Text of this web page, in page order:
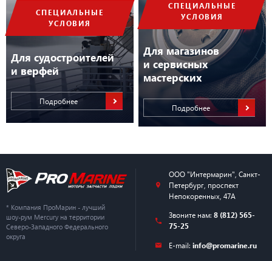
СПЕЦИАЛЬНЫЕ
УСЛОВИЯ
Для судостроителей
и верфей
Подробнее
СПЕЦИАЛЬНЫЕ
УСЛОВИЯ
Для магазинов
и сервисных
мастерских
Подробнее
* Компания ПроМарин - лучший
шоу-рум Mercury на территории
Северо-Западного Федерального
округа
ООО "Интермарин" Санкт-
Петербург, проспект
Непокоренных, 47А
Звоните нам: 8 (812) 565-
75-25
E-mail: info@promarine.ru